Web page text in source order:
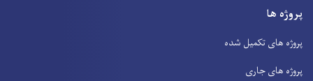
پروژه ها
پروژه های تکمیل شده
پروژه های جاری